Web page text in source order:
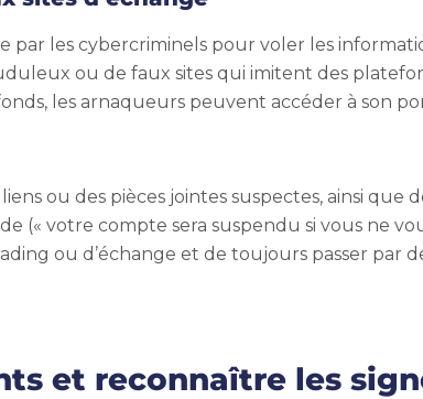
les cybercriminels pour voler les
ou de faux sites qui imitent des
les arnaqueurs peuvent accéder à son
ou des pièces jointes suspectes, ainsi que
(« votre compte sera suspendu si vous ne
ou d’échange et de toujours passer par
et reconnaître les